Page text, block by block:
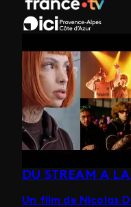
DU STREAM A LA
Un film de Nicolas